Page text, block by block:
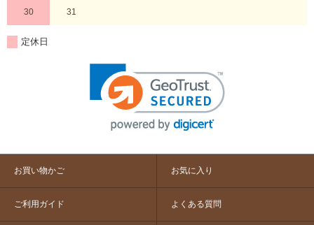
30 31
定休日
お買い物かご お気に入り
ご利用ガイド よくある質問